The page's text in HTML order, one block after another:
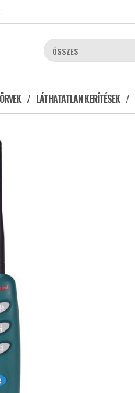
LÁTHATATLAN KERÍTÉSEK